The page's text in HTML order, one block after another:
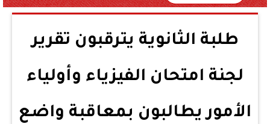
طلبة الثانوية يترقبون تقرير
لجنة امتحان الفيزياء وأولياء
الأمور يطالبون بمعاقبة واضع